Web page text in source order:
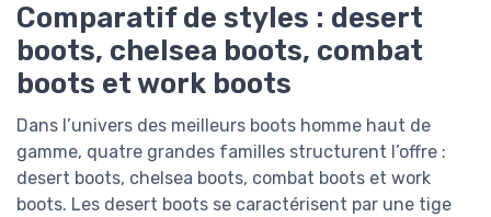
Comparatif de styles : desert
boots, chelsea boots, combat
boots et work boots
Dans l’univers des meilleurs boots homme haut de
gamme, quatre grandes familles structurent l’offre :
desert boots, chelsea boots, combat boots et work
boots. Les desert boots se caractérisent par une tige